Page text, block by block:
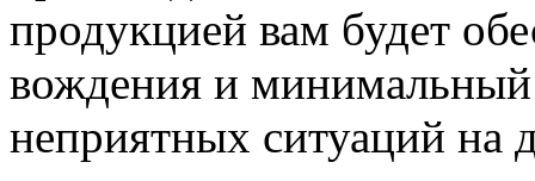
продукцией вам будет
вождения и
неприятных ситуаций на